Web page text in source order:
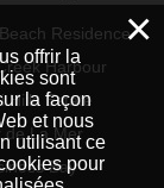
Residence
Harbour
Hills Estate
de La Mer
Bay
×
offrir la
sont
la façon
et nous
utilisant ce
pour